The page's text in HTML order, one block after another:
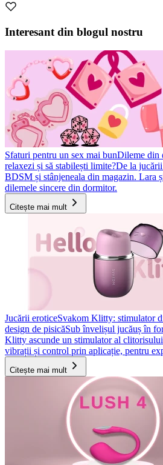
Interesant din blogul nostru
Sfaturi pentru un sex mai bunDileme din
relaxezi și să stabilești limite?De la
BDSM și stânjeneala din magazin. Lara
dilemele sincere din dormitor.
Citește mai mult
Jucării eroticeSvakom Klitty: stimulator
design de pisicăSub învelișul jucăuș în
Klitty ascunde un stimulator al
vibrații și control prin aplicație, pentru
Citește mai mult